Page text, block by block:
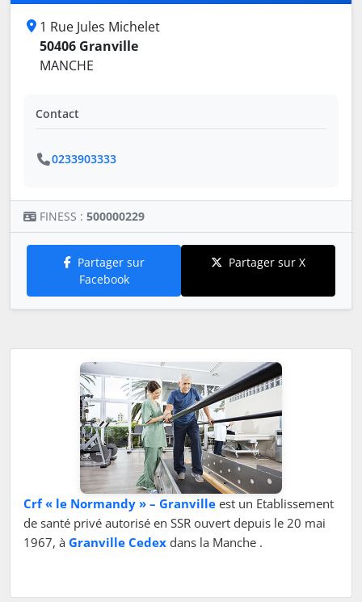
1 Rue Jules Michelet
50406 Granville
MANCHE
Contact
0233903333
FINESS : 500000229
Partager sur
Facebook
Partager sur X
Crf « le Normandy » – Granville est un Etablissement
de santé privé autorisé en SSR ouvert depuis le 20 mai
1967, à Granville Cedex dans la Manche .